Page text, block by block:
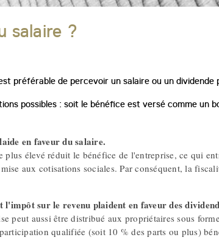
salaire ?
préférable de percevoir un salaire ou un
possibles : soit le bénéfice est versé comme un
en faveur du salaire.
élevé réduit le bénéfice de l'entreprise, ce qui
aux cotisations sociales. Par conséquent, la
l'impôt sur le revenu plaident en faveur des
peut aussi être distribué aux propriétaires sous
qualifiée (soit 10 % des parts ou plus)